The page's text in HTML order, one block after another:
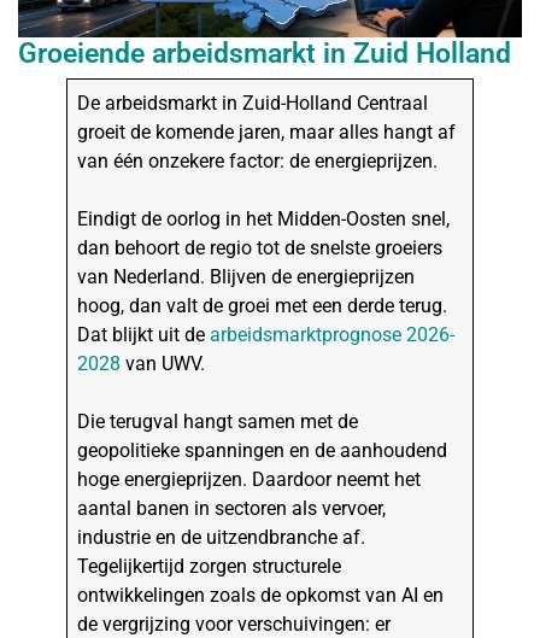
Groeiende arbeidsmarkt in Zuid Holland
De arbeidsmarkt in Zuid-Holland Centraal
groeit de komende jaren, maar alles hangt af
van één onzekere factor: de energieprijzen.
Eindigt de oorlog in het Midden-Oosten snel,
dan behoort de regio tot de snelste groeiers
van Nederland. Blijven de energieprijzen
hoog, dan valt de groei met een derde terug.
Dat blijkt uit dearbeidsmarktprognose 2026-
2028 van UWV.
Die terugval hangt samen met de
geopolitieke spanningen en de aanhoudend
hoge energieprijzen. Daardoor neemt het
aantal banen in sectoren als vervoer,
industrie en de uitzendbranche af.
Tegelijkertijd zorgen structurele
ontwikkelingen zoals de opkomst van AI en
de vergrijzing voor verschuivingen: er